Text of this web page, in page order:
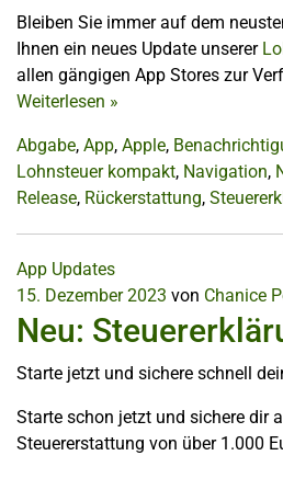
Bleiben Sie immer auf dem
Ihnen ein neues Update unserer
allen gängigen App Stores zur
Weiterlesen »
Abgabe, App, Apple,
Lohnsteuer kompakt, Navigation,
Release, Rückerstattung,
App Updates
15. Dezember 2023 von Chanice
Neu:
Starte jetzt und sichere schnell
Starte schon jetzt und sichere dir
Steuererstattung von über 1.000